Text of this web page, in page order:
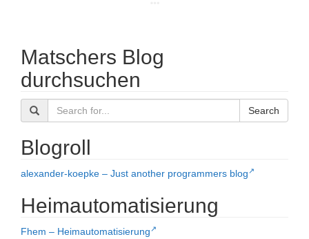
Matschers Blog
durchsuchen
Search
Blogroll
alexander-koepke – Just another programmers blog
Heimautomatisierung
Fhem – Heimautomatisierung